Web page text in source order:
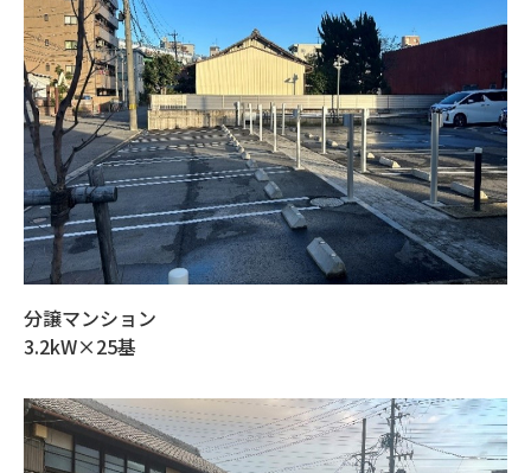
分譲マンション
3.2kW×25基